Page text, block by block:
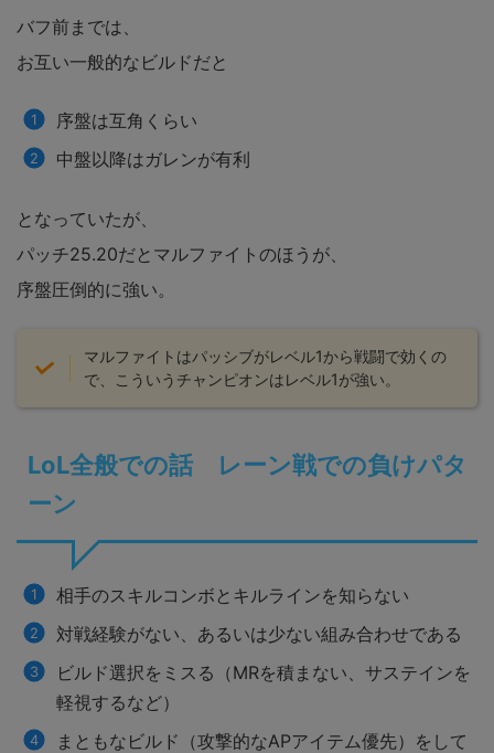
バフ前までは、
お互い一般的なビルドだと
序盤は互角くらい
中盤以降はガレンが有利
となっていたが、
パッチ25.20だとマルファイトのほうが、
序盤圧倒的に強い。
マルファイトはパッシブがレベル1から戦闘で効くの
で、こういうチャンピオンはレベル1が強い。
LoL全般での話 レーン戦での負けパタ
ーン
相手のスキルコンボとキルラインを知らない
対戦経験がない、あるいは少ない組み合わせである
ビルド選択をミスる（MRを積まない、サステインを
軽視するなど）
まともなビルド（攻撃的なAPアイテム優先）をして